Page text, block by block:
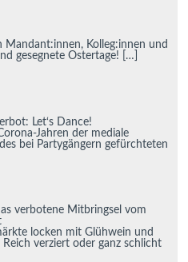
Mandant:innen, Kolleg:innen und
gesegnete Ostertage! […]
Let‘s Dance!
Jahren der mediale
bei Partygängern gefürchteten
verbotene Mitbringsel vom
locken mit Glühwein und
Reich verziert oder ganz schlicht